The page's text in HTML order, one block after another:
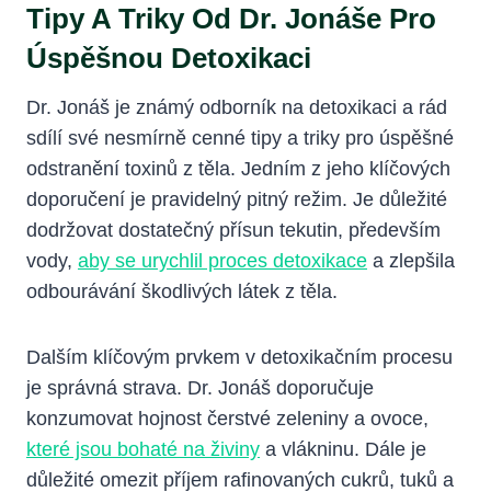
Tipy A Triky Od Dr. Jonáše Pro
Úspěšnou Detoxikaci
Dr. Jonáš je známý odborník na detoxikaci a rád
sdílí své nesmírně cenné tipy a triky pro úspěšné
odstranění toxinů z těla. Jedním z jeho klíčových
doporučení je pravidelný pitný režim. Je důležité
dodržovat dostatečný přísun tekutin, především
vody, aby se urychlil proces detoxikace a zlepšila
odbourávání škodlivých látek z těla.
Dalším klíčovým prvkem v detoxikačním procesu
je správná strava. Dr. Jonáš doporučuje
konzumovat hojnost čerstvé zeleniny a ovoce,
které jsou bohaté na živiny a vlákninu. Dále je
důležité omezit příjem rafinovaných cukrů, tuků a